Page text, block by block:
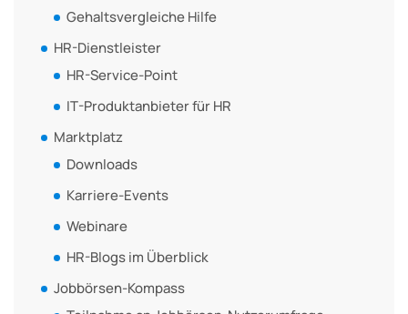
Gehaltsvergleiche Hilfe
HR-Dienstleister
HR-Service-Point
IT-Produktanbieter für HR
Marktplatz
Downloads
Karriere-Events
Webinare
HR-Blogs im Überblick
Jobbörsen-Kompass